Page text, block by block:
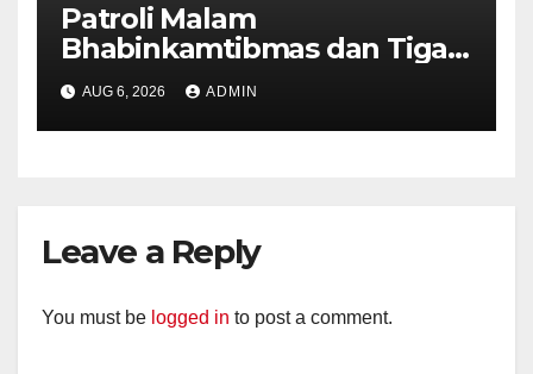
Patroli Malam
Bhabinkamtibmas dan Tiga
Pilar Kelurahan Ungaran
Perkuat Kamtibmas, Warga
Diajak Aktifkan Ronda
AUG 6, 2026 ADMIN
Leave a Reply
You must be logged in to post a comment.